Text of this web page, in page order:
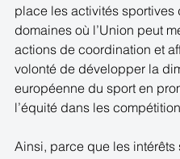
place les activités sportives
domaines où l’Union peut
actions de coordination et
volonté de développer la
européenne du sport en
l’équité dans les
Ainsi, parce que les intérêts